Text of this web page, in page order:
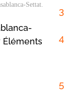
Settat.
Éléments
3
4
5